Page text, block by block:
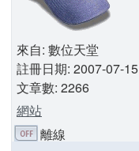
來自: 數位天堂
註冊日期: 2007-07-15
文章數: 2266
網站
離線